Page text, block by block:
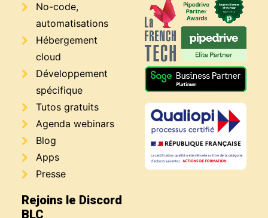
No-code,
automatisations
Hébergement
cloud
Développement
spécifique
Tutos gratuits
Agenda webinars
Blog
Apps
Presse
Rejoins le Discord
BLC